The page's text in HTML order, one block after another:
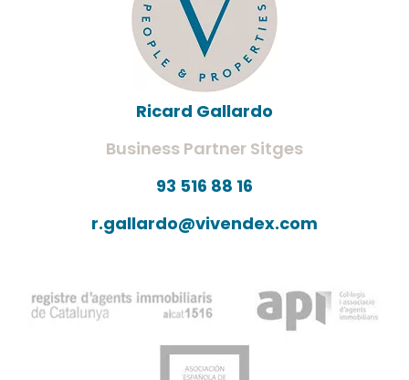
Ricard Gallardo
Business Partner Sitges
93 516 88 16
r.gallardo@vivendex.com